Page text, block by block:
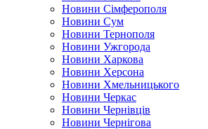
Новини Сімферополя
Новини Сум
Новини Тернополя
Новини Ужгорода
Новини Харкова
Новини Херсона
Новини Хмельницького
Новини Черкас
Новини Чернівців
Новини Чернігова